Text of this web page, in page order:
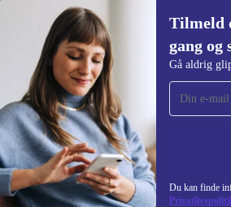
Tilmeld
gang og
Gå aldrig
Du kan finde
Tilmeld dig vores
gang og spar 115 kr!
Gå aldrig glip af et
REFURBED DANMARK -